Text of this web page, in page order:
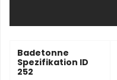
Badetonne
Spezifikation ID
252